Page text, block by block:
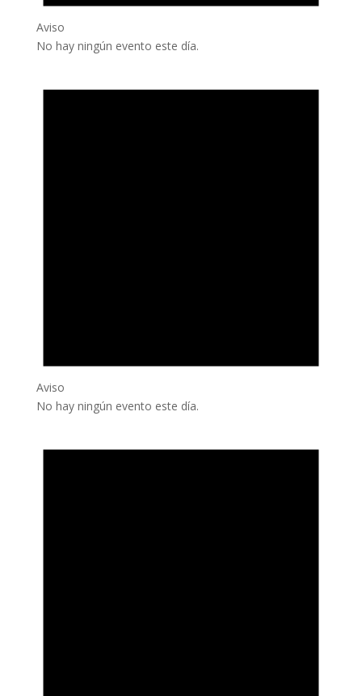
Aviso
No hay ningún evento este día.
Aviso
No hay ningún evento este día.